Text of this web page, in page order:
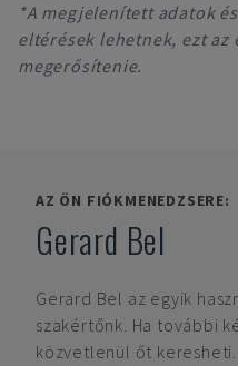
*A megjelenített adatok
eltérések lehetnek, ezt
megerősítenie.
AZ ÖN FIÓKMENEDZSERE:
Gerard Bel
Gerard Bel az egyik
szakértőnk. Ha további
közvetlenül őt